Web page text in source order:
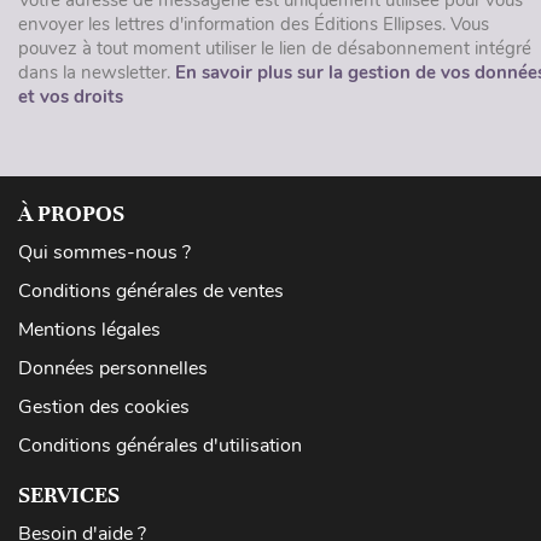
envoyer les lettres d'information des Éditions Ellipses. Vous
pouvez à tout moment utiliser le lien de désabonnement intégré
dans la newsletter. En savoir plus sur la gestion de vos
et vos droits
À PROPOS
Qui sommes-nous ?
Conditions générales de ventes
Mentions légales
Données personnelles
Gestion des cookies
Conditions générales d'utilisation
SERVICES
Besoin d'aide ?